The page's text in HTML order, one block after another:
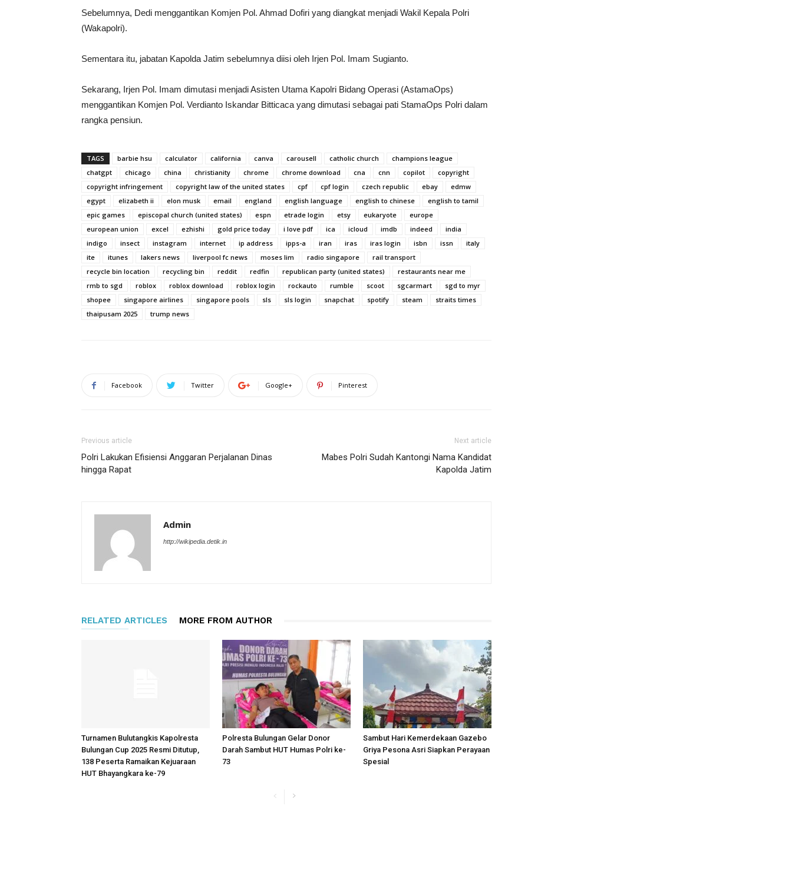
Sebelumnya, Dedi menggantikan Komjen Pol. Ahmad Dofiri yang diangkat menjadi Wakil Kepala Polri
(Wakapolri).
Sementara itu, jabatan Kapolda Jatim sebelumnya diisi oleh Irjen Pol. Imam Sugianto.
Sekarang, Irjen Pol. Imam dimutasi menjadi Asisten Utama Kapolri Bidang Operasi (AstamaOps)
menggantikan Komjen Pol. Verdianto Iskandar Bitticaca yang dimutasi sebagai pati StamaOps Polri dalam
rangka pensiun.
TAGS barbie hsu calculator california canva carousell catholic church
champions league
chatgpt
chicago china christianity chrome chrome download cna cnn copilot
copyright
copyright infringement
copyright law of the united states cpf cpf login czech republic ebay
edmw
egypt
elizabeth ii elon musk email england english language english to chinese
english to tamil
epic games
episcopal church (united states) espn etrade login etsy eukaryote
europe
european union
excel ezhishi gold price today i love pdf ica icloud imdb indeed
india
indigo
insect instagram internet ip address ipps-a iran iras iras login isbn issn
italy
ite
itunes lakers news liverpool fc news moses lim radio singapore
rail transport
recycle bin location
recycling bin reddit redfin republican party (united states)
restaurants near me
rmb to sgd
roblox roblox download roblox login rockauto rumble scoot sgcarmart
sgd to myr
shopee
singapore airlines singapore pools sls sls login snapchat spotify steam
straits times
thaipusam 2025
trump news
Facebook Twitter Google+ Pinterest
Previous article
Polri Lakukan Efisiensi Anggaran Perjalanan Dinas
hingga Rapat
Next article
Mabes Polri Sudah Kantongi Nama Kandidat
Kapolda Jatim
Admin
http://wikipedia.detik.in
RELATED ARTICLES MORE FROM AUTHOR
Turnamen Bulutangkis Kapolresta
Bulungan Cup 2025 Resmi Ditutup,
138 Peserta Ramaikan Kejuaraan
HUT Bhayangkara ke-79
Polresta Bulungan Gelar Donor
Darah Sambut HUT Humas Polri ke-
73
Sambut Hari Kemerdekaan Gazebo
Griya Pesona Asri Siapkan Perayaan
Spesial